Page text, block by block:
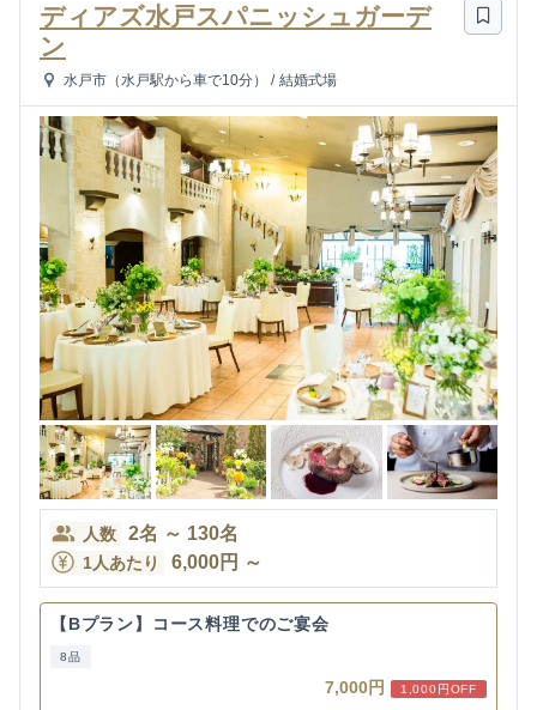
ディアズ水戸スパニッシュガーデ
ン
水戸市（水戸駅から車で10分） / 結婚式場
人数 2名 ～ 130名
1人あたり 6,000円 ～
【Bプラン】コース料理でのご宴会
8品
7,000円
1,000円OFF